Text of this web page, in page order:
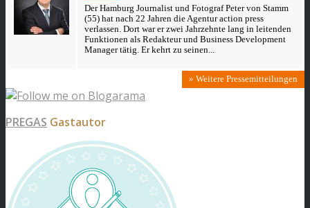
Der Hamburg Journalist und Fotograf Peter von Stamm
(55) hat nach 22 Jahren die Agentur action press
verlassen. Dort war er zwei Jahrzehnte lang in leitenden
Funktionen als Redakteur und Business Development
Manager tätig. Er kehrt zu seinen...
» Weitere Pressemitteilungen
PREGAS Gastautor